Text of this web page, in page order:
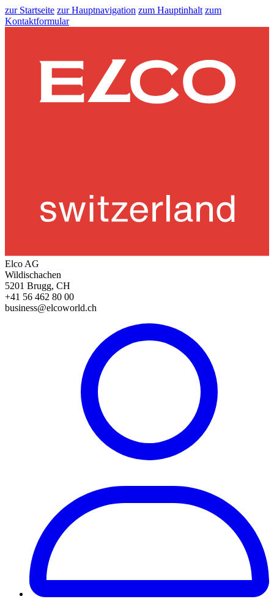
zur Startseite zur Hauptnavigation zum Hauptinhalt zum
Kontaktformular
Elco AG
Wildischachen
5201 Brugg, CH
+41 56 462 80 00
business@elcoworld.ch